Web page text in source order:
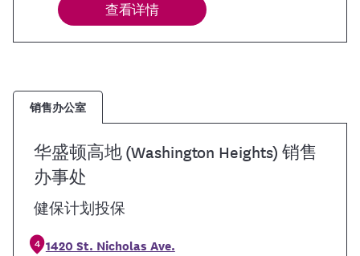
查看详情
销售办公室
华盛顿高地 (Washington Heights) 销售
办事处
健保计划投保
4 1420 St. Nicholas Ave.